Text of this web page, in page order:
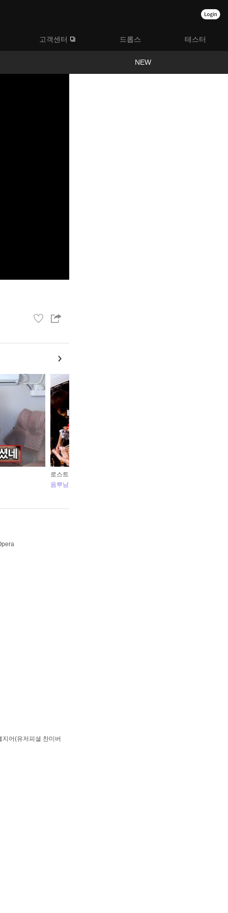
고객센터 드롭스 테스터
NEW
로스트아크 3주년 축하기념! '별빛등대의 섬Rock ver'
음뿌남
어(유저피셜 찬미버